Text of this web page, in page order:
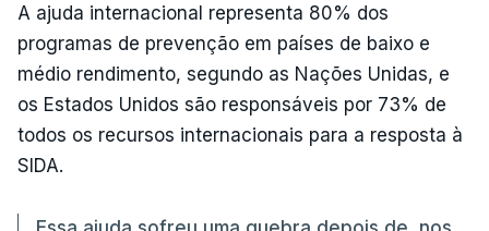
A ajuda internacional representa 80% dos
programas de prevenção em países de baixo e
médio rendimento, segundo as Nações Unidas, e
os Estados Unidos são responsáveis por 73% de
todos os recursos internacionais para a resposta à
SIDA.